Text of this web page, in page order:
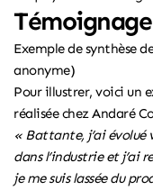
Témoignage
Exemple de synthèse
anonyme)
Pour illustrer, voici un
réalisée chez Andaré
« Battante, j’ai évolué
dans l’industrie et j’ai
je me suis lassée du